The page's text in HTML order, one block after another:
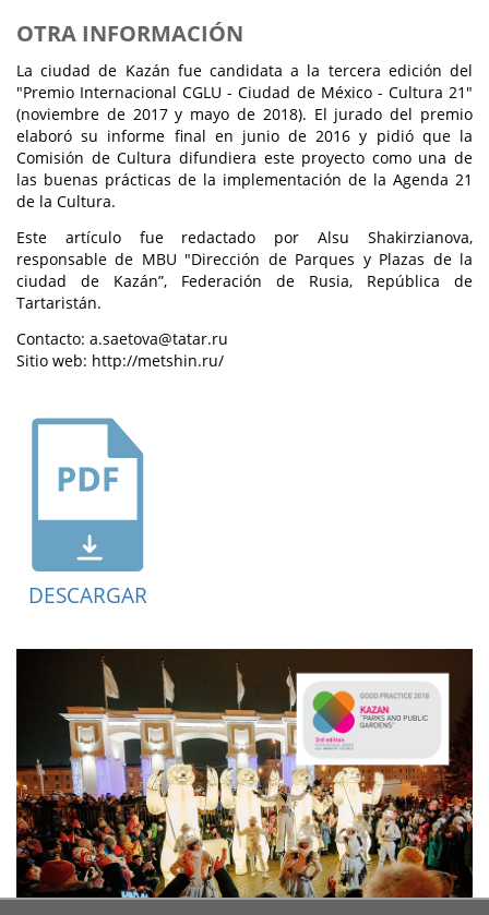
OTRA INFORMACIÓN
La ciudad de Kazán fue candidata a la tercera edición del
"Premio Internacional CGLU - Ciudad de México - Cultura 21"
(noviembre de 2017 y mayo de 2018). El jurado del premio
elaboró su informe final en junio de 2016 y pidió que la
Comisión de Cultura difundiera este proyecto como una de
las buenas prácticas de la implementación de la Agenda 21
de la Cultura.
Este artículo fue redactado por Alsu Shakirzianova,
responsable de MBU "Dirección de Parques y Plazas de la
ciudad de Kazán”, Federación de Rusia, República de
Tartaristán.
Contacto: a.saetova@tatar.ru
Sitio web: http://metshin.ru/
DESCARGAR